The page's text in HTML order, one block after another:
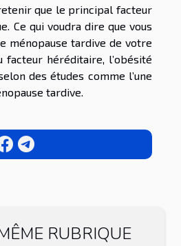
que le principal facteur
Ce qui voudra dire que vous
ménopause tardive de votre
facteur héréditaire, l’obésité
des études comme l’une
tardive.
RUBRIQUE